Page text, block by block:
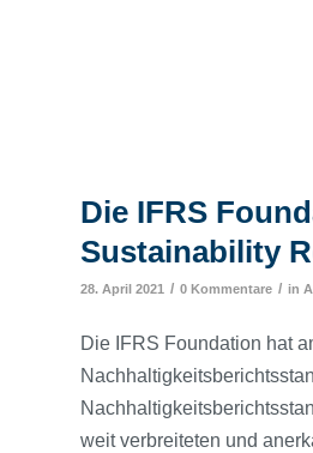
Die IFRS
Sustainability
28. April 2021 / 0 Kommentare / in
Die IFRS Foundation hat
weit verbreiteten und